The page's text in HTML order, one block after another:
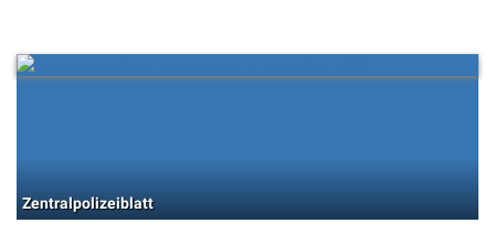
Zentralpolizeiblatt